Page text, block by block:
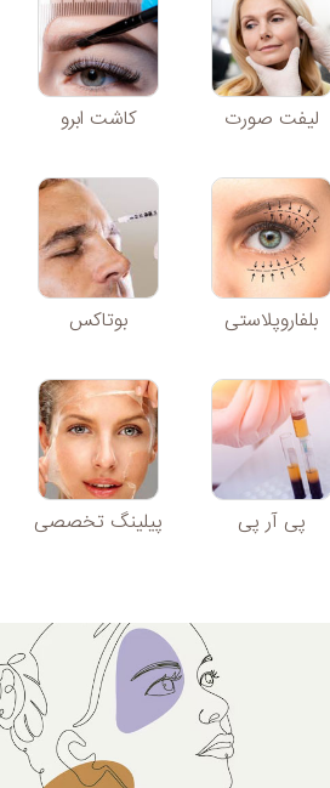
لیفت صورت کاشت ابرو
بلفاروپلاستی بوتاکس
پی آر پی پیلینگ تخصصی